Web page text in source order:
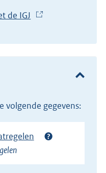
de IGJ
x
t
e
l
i
k
volgende gegevens: